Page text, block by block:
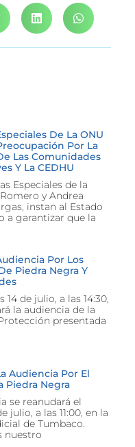
De La ONU
Por La
Las Comunidades
Y La CEDHU
Especiales de la
y Andrea
instan al Estado
a garantizar que la
Por Los
Piedra Negra Y
14 de julio, a las 14:30,
la audiencia de la
presentada
Audiencia Por El
Piedra Negra
se reanudará el
julio, a las 11:00, en la
de Tumbaco.
nuestro